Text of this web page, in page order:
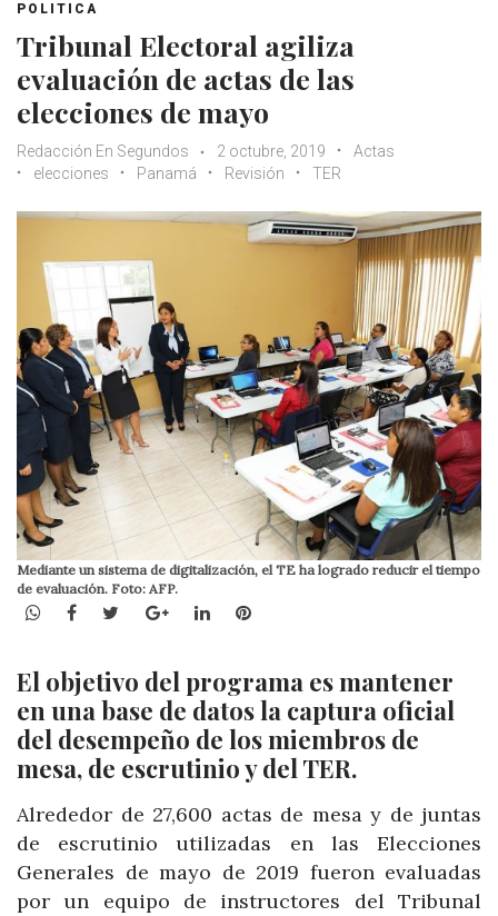
POLITICA
Tribunal Electoral agiliza
evaluación de actas de las
elecciones de mayo
Redacción En Segundos 2 octubre, 2019
Actas
elecciones
Panamá Revisión TER
Mediante un sistema de digitalización, el TE ha logrado reducir el tiempo
de evaluación. Foto: AFP.
WhatsApp
Facebook
TwitterGoogle+LinkedInPinterest
El objetivo del programa es mantener
en una base de datos la captura oficial
del desempeño de los miembros de
mesa, de escrutinio y del TER.
Alrededor de 27,600 actas de mesa y de juntas
de escrutinio utilizadas en las Elecciones
Generales de mayo de 2019 fueron evaluadas
por un equipo de instructores del Tribunal